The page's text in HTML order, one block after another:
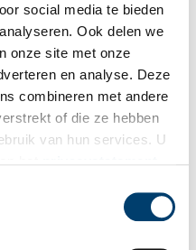
social media te bieden
Ook delen we
onze site met onze
en analyse. Deze
combineren met andere
of die ze hebben
van hun services. U
volgens de plannen is
Zuidfront van de Stelling
langs de Waver en een